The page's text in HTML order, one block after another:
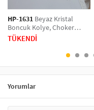
HP-1631 Beyaz Kristal
Boncuk Kolye, Choker
Kolye
TÜKENDİ
Yorumlar